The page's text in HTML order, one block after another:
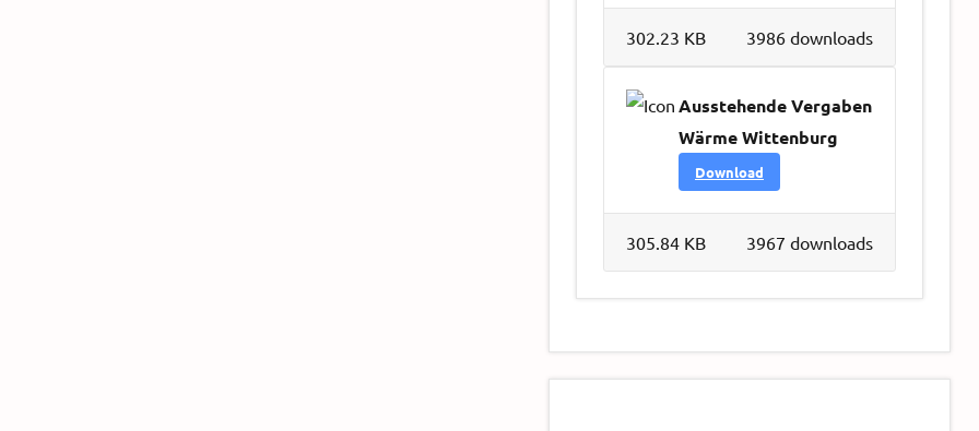
3986 downloads
302.23 KB
Ausstehende Vergaben
Wärme Wittenburg
Download
3967 downloads
305.84 KB